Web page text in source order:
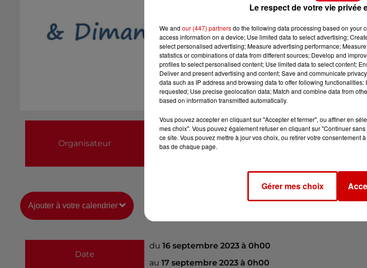
Organisateur
Association des fils et des tissus
0666750121
Ajouter à votre calendrier
Date
du16 septembre 2023 à 0h00
au17 septembre 2023 à 0h00
Le respect de votre vie privée
We and our (447) partnersdo the following data processing based on your
access information on a device; Use limited data to select advertising;
select personalised advertising; Measure advertising performance;
statistics or combinations of data from different sources; Develop and
profiles to select personalised content; Use limited data to select content;
Deliver and present advertising and content; Save and communicate
data such as IP address and browsing data to offer following
requested; Use precise geolocation data; Match and combine data from
based on information transmitted automatically.
Vous pouvez accepter en cliquant sur "Accepter et fermer", ou affiner en
mes choix". Vous pouvez également refuser en cliquant sur "Continuer
ce site. Vous pouvez mettre à jour vos choix, ou retirer votre consentement
bas de chaque page.
Gérer mes choix